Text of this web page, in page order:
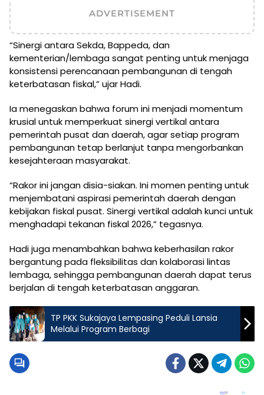
ADVERTISEMENT
“Sinergi antara Sekda, Bappeda, dan
kementerian/lembaga sangat penting untuk menjaga
konsistensi perencanaan pembangunan di tengah
keterbatasan fiskal,” ujar Hadi.
Ia menegaskan bahwa forum ini menjadi momentum
krusial untuk memperkuat sinergi vertikal antara
pemerintah pusat dan daerah, agar setiap program
pembangunan tetap berlanjut tanpa mengorbankan
kesejahteraan masyarakat.
“Rakor ini jangan disia-siakan. Ini momen penting untuk
menjembatani aspirasi pemerintah daerah dengan
kebijakan fiskal pusat. Sinergi vertikal adalah kunci untuk
menghadapi tekanan fiskal 2026,” tegasnya.
Hadi juga menambahkan bahwa keberhasilan rakor
bergantung pada fleksibilitas dan kolaborasi lintas
lembaga, sehingga pembangunan daerah dapat terus
berjalan di tengah keterbatasan anggaran.
TP PKK Sukajaya Lempasing Peduli Lansia
Melalui Program Berbagi